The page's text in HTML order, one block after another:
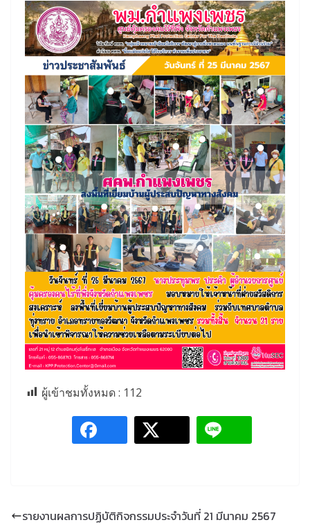
ผู้เข้าชมทั้งหมด : 112
รายงานผลการปฏิบัติกิจกรรมประจำวันที่ 21 มีนาคม 2567